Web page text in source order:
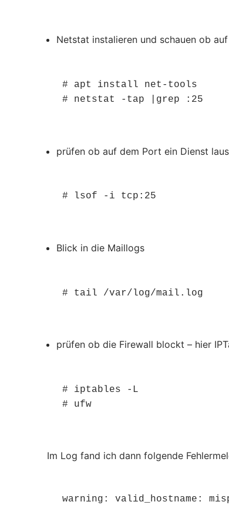
Netstat instalieren und schauen ob
# apt install net-tools
# netstat -tap |grep :25
prüfen ob auf dem Port ein Dienst
# lsof -i tcp:25
Blick in die Maillogs
# tail /var/log/mail.log
prüfen ob die Firewall blockt – hier
# iptables -L
# ufw
Im Log fand ich dann folgende
warning: valid_hostname: